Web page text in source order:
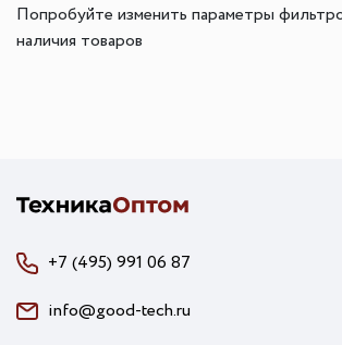
Попробуйте изменить параметры
наличия товаров
+7 (495) 991 06 87
info@good-tech.ru